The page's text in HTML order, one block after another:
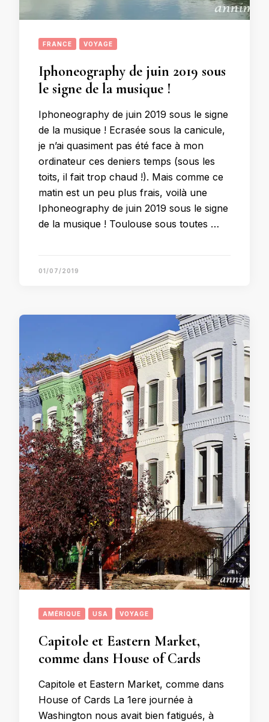
FRANCE VOYAGE
Iphoneography de juin 2019 sous
le signe de la musique !
Iphoneography de juin 2019 sous le signe
de la musique ! Ecrasée sous la canicule,
je n’ai quasiment pas été face à mon
ordinateur ces deniers temps (sous les
toits, il fait trop chaud !). Mais comme ce
matin est un peu plus frais, voilà une
Iphoneography de juin 2019 sous le signe
de la musique ! Toulouse sous toutes …
01/07/2019
AMÉRIQUE USA VOYAGE
Capitole et Eastern Market,
comme dans House of Cards
Capitole et Eastern Market, comme dans
House of Cards La 1ere journée à
Washington nous avait bien fatigués, à